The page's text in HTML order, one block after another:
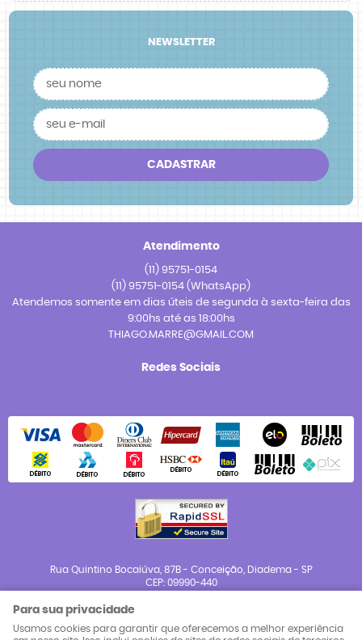
NEWSLETTER
CADASTRAR
Atendimento
(11) 95751-0154
(11) 95751-0154 (WhatsApp)
Atendemos somente em dias úteis de segunda à sexta-feira das
9:00hs até as 18:00hs
THIAGO.MARRE@GMAIL.COM
Redes Sociais
Rua Quintino Bocaiúva, 87B- Conceição, Diadema- SP
CEP: 09990-440
Para sua privacidade
Usamos cookies para garantir que oferecemos a melhor experiência